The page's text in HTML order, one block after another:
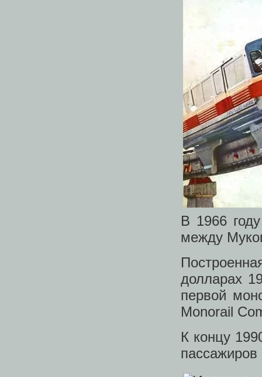
В 1966
между
долларах
первой
Monorail
К концу